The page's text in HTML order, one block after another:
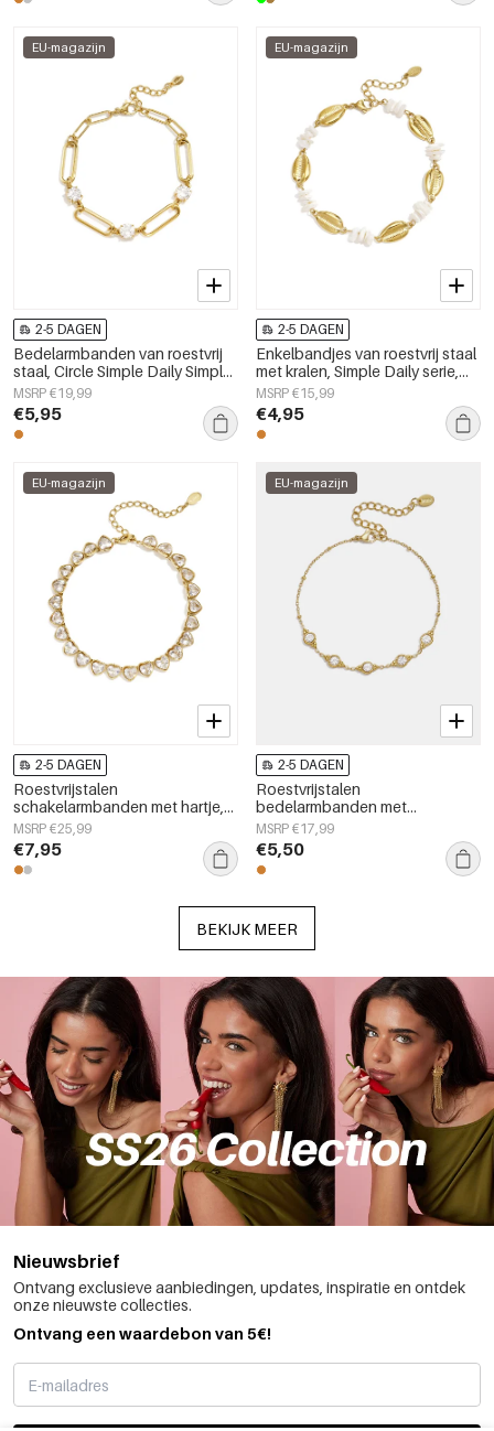
EU-magazijn
2-5 DAGEN
Bedelarmbanden van roestvrij
staal, Circle Simple Daily Simple-
serie, damessieraden
MSRP €19,99
€5,95
EU-magazijn
2-5 DAGEN
Enkelbandjes van roestvrij staal
met kralen, Simple Daily serie,
dames sieraden
MSRP €15,99
€4,95
EU-magazijn
2-5 DAGEN
Roestvrijstalen
schakelarmbanden met hartje,
eenvoudige dagelijkse serie,
dames sieraden
MSRP €25,99
€7,95
EU-magazijn
2-5 DAGEN
Roestvrijstalen
bedelarmbanden met
geometrische vormen,
eenvoudige, alledaagse serie,
dames sieraden
MSRP €17,99
€5,50
BEKIJK MEER
Nieuwsbrief
Ontvang exclusieve aanbiedingen, updates, inspiratie en ontdek
onze nieuwste collecties.
Ontvang een waardebon van 5€!